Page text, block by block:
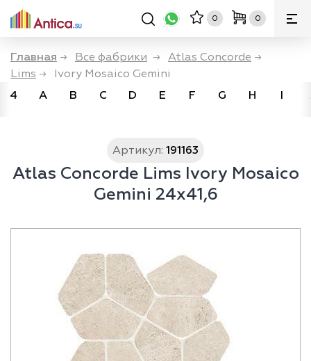
0 0
Главная → Все фабрики → Atlas Concorde →
Lims →
Ivory Mosaico Gemini
4
A B C D E F G H I
Артикул: 191163
Atlas Concorde Lims Ivory Mosaico
Gemini 24x41,6